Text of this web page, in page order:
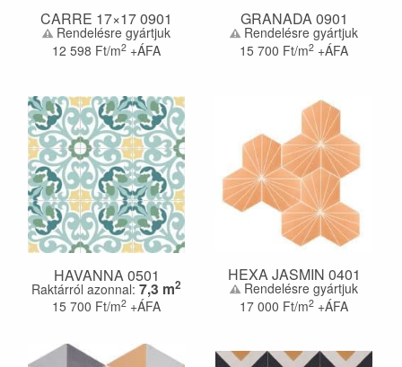
CARRE 17×17 0901
Rendelésre gyártjuk
12 598 Ft/m2 +ÁFA
GRANADA 0901
Rendelésre gyártjuk
15 700 Ft/m2 +ÁFA
HAVANNA 0501
Raktárról azonnal: 7,3 m2
15 700 Ft/m2 +ÁFA
HEXA JASMIN 0401
Rendelésre gyártjuk
17 000 Ft/m2 +ÁFA